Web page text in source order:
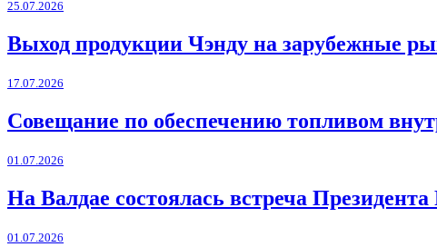
25.07.2026
Выход продукции Чэнду на зарубежные
17.07.2026
Совещание по обеспечению топливом
01.07.2026
На Валдае состоялась встреча
01.07.2026